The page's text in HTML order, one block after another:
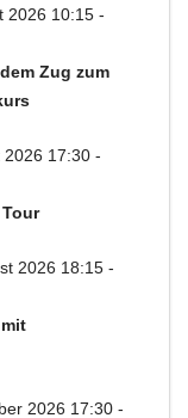
2026 10:15 -
Zug zum
2026 17:30 -
2026 18:15 -
2026 17:30 -